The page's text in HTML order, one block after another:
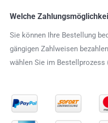
Welche
Sie können Ihre Bestellung
gängigen Zahlweisen
wählen Sie im Bestellprozess